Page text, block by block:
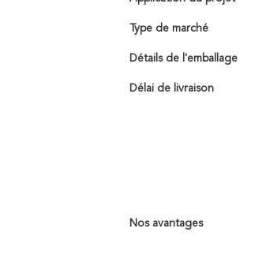
Type de marché
Détails de l'emballage
Délai de livraison
Nos avantages